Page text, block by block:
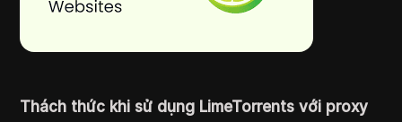
Thách thức khi sử dụng LimeTorrents với proxy